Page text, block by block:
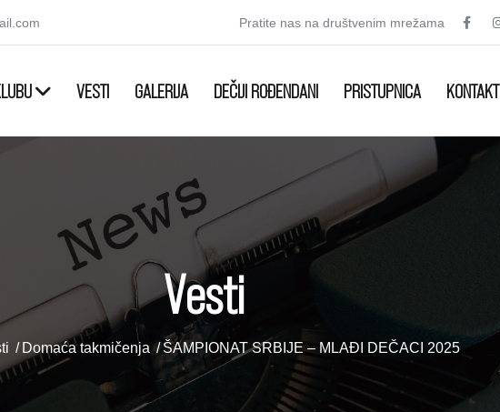
Pratite nas na društvenim mrežama
VESTI GALERIJA DEČIJI ROĐENDANI PRISTUPNICA KONTAKT
Vesti
Domaća takmičenja ŠAMPIONAT SRBIJE – MLAĐI DEČACI 2025